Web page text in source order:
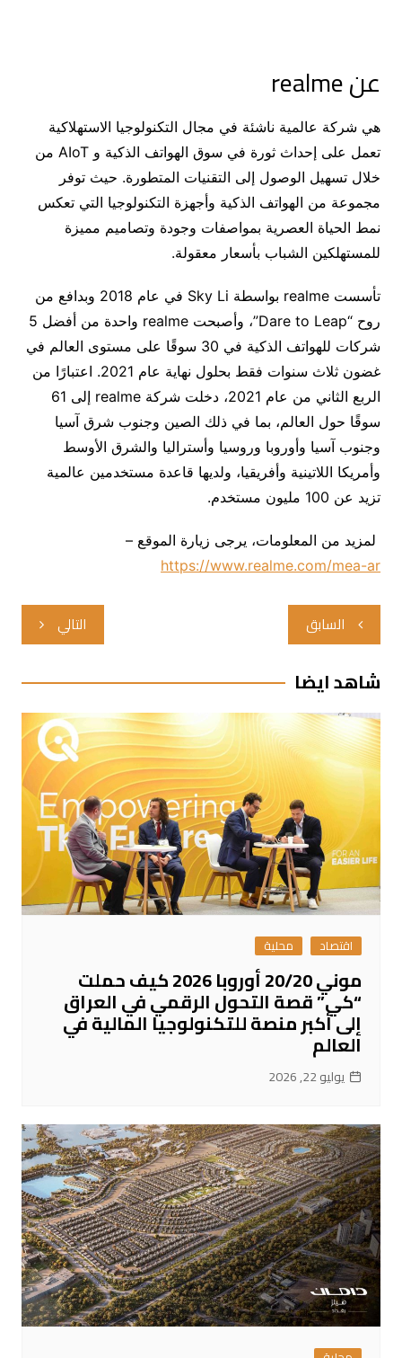
عنrealme
هي شركة عالمية ناشئة في مجال التكنولوجيا الاستهلاكية
تعمل على إحداث ثورة في سوق الهواتف الذكية و AIoT من
خلال تسهيل الوصول إلى التقنيات المتطورة. حيث توفر
مجموعة من الهواتف الذكية وأجهزة التكنولوجيا التي تعكس
نمط الحياة العصرية بمواصفات وجودة وتصاميم مميزة
للمستهلكين الشباب بأسعار معقولة.
تأسست realme بواسطة Sky Li في عام 2018 وبدافع من
روح “Dare to Leap”، وأصبحت realme واحدة من أفضل 5
شركات للهواتف الذكية في 30 سوقًا على مستوى العالم في
غضون ثلاث سنوات فقط بحلول نهاية عام 2021. اعتبارًا من
الربع الثاني من عام 2021، دخلت شركة realme إلى 61
سوقًا حول العالم، بما في ذلك الصين وجنوب شرق آسيا
وجنوب آسيا وأوروبا وروسيا وأستراليا والشرق الأوسط
وأمريكا اللاتينية وأفريقيا، ولديها قاعدة مستخدمين عالمية
تزيد عن 100 مليون مستخدم.
لمزيد من المعلومات، يرجى زيارة الموقع –
https://www.realme.com/mea-ar
تصفّح
المقالات
السابق التالي
شاهد ايضا
اقتصاد محلية
موني 20/20 أوروبا 2026 كيف حملت
“كي” قصة التحول الرقمي في العراق
إلى أكبر منصة للتكنولوجيا المالية في
العالم
يوليو 22, 2026